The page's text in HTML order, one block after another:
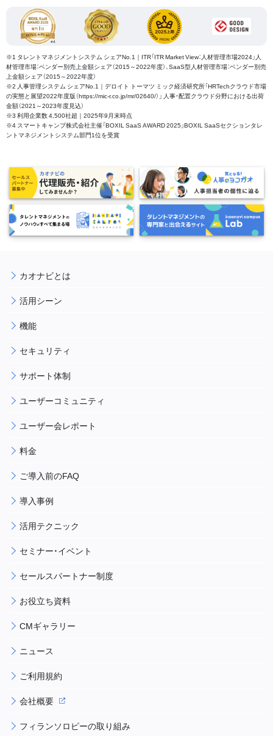
※1 タレントマネジメントシステム シェアNo.1｜ITR「ITR Market View：人材管理市場2024」人
材管理市場：ベンダー別売上金額シェア（2015～2022年度）、SaaS型人材管理市場：ベンダー別売
上金額シェア（2015～2022年度）
※2 人事管理システム シェアNo.1｜デロイト トーマツ ミック経済研究所「HRTechクラウド市場
の実態と展望2022年度版（https://mic-r.co.jp/mr/02640/）」 人事・配置クラウド分野における出荷
金額（2021～2023年度見込）
※3 利用企業数 4,500社超｜2025年9月末時点
※4 スマートキャンプ株式会社主催「BOXIL SaaS AWARD 2025」BOXIL SaaSセクションタレ
ントマネジメントシステム部門1位を受賞
カオナビとは
活用シーン
機能
セキュリティ
サポート体制
ユーザーコミュニティ
ユーザー会レポート
料金
ご導入前のFAQ
導入事例
活用テクニック
セミナー・イベント
セールスパートナー制度
お役立ち資料
CMギャラリー
ニュース
ご利用規約
会社概要
フィランソロピーの取り組み